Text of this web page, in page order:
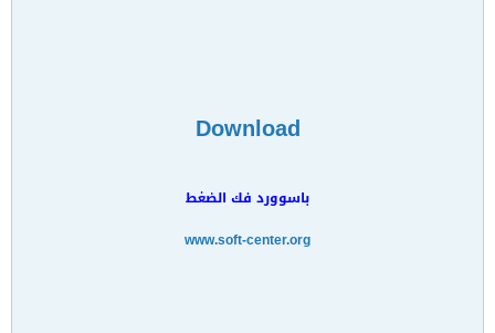
Download
باسوورد فك الضغط
www.soft-center.org